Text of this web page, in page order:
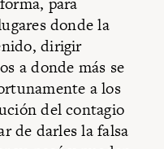
donde la
dirigir
a donde más se
a los
del contagio
de darles la falsa